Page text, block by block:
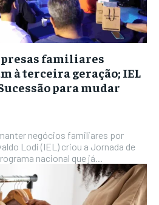
familiares
à terceira geração; IEL
para mudar
negócios familiares por
Lodi (IEL) criou a Jornada de
nacional que já...